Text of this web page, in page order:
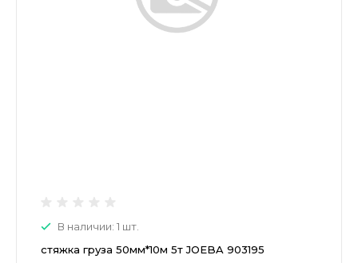
В наличии: 1 шт.
стяжка груза 50мм*10м 5т JOEBA 903195